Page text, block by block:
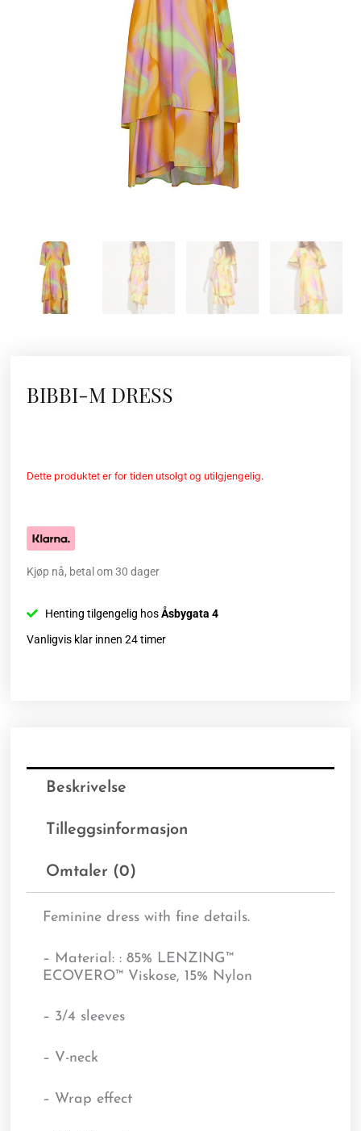
BIBBI-M DRESS
Dette produktet er for tiden utsolgt og utilgjengelig.
Kjøp nå, betal om 30 dager
Henting tilgengelig hosÅsbygata 4
Vanligvis klar innen 24 timer
Beskrivelse
Tilleggsinformasjon
Omtaler (0)
Feminine dress with fine details.
– Material: : 85% LENZING™
ECOVERO™ Viskose, 15% Nylon
– 3/4 sleeves
– V-neck
– Wrap effect